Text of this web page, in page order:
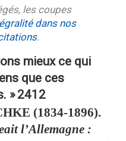
les coupes
dans nos
.
mieux ce qui
que ces
»2412
(1834-1896).
l’Allemagne :